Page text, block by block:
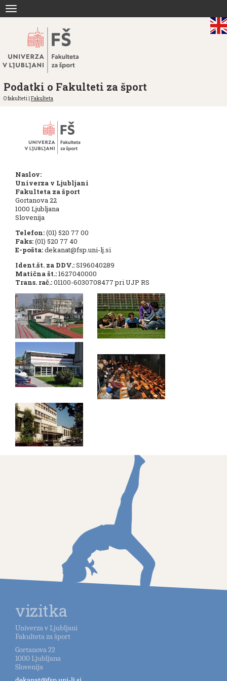
navigation
Podatki o Fakulteti za šport
O fakulteti | Fakulteta
Naslov:
Univerza v Ljubljani
Fakulteta za šport
Gortanova 22
1000 Ljubljana
Slovenija
Telefon:(01) 520 77 00
Faks:(01) 520 77 40
E-pošta:dekanat@fsp.uni-lj.si
Ident.št. za DDV.:SI96040289
Matična št.:1627040000
Trans. rač.:01100-6030708477 pri UJP RS
vizitka
Univerza v Ljubljani
Fakulteta za šport
Gortanova 22
1000Ljubljana
Slovenija